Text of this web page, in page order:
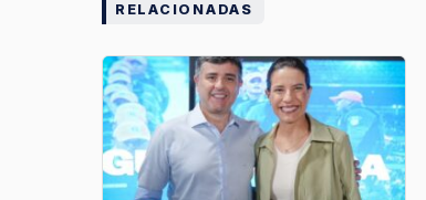
RELACIONADAS